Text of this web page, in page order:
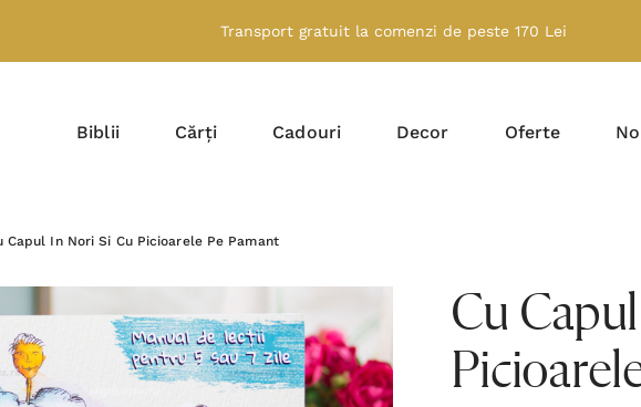
Transport gratuit la comenzi de peste 170 Lei
Biblii Cărți Cadouri Decor Oferte
Capul In Nori Si Cu Picioarele Pe Pamant
Cu